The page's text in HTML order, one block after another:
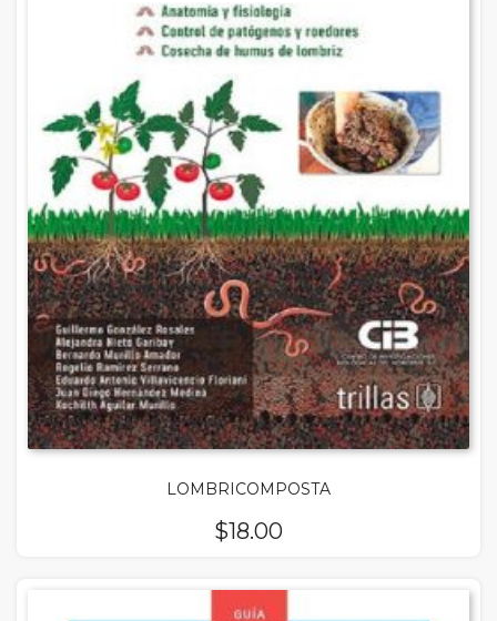
LOMBRICOMPOSTA
$18.00